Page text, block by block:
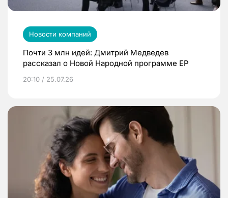
Новости компаний
Почти 3 млн идей: Дмитрий Медведев
рассказал о Новой Народной программе ЕР
20:10 / 25.07.26